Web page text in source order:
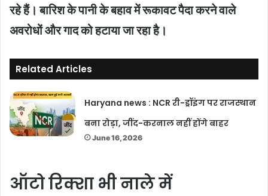
रहे हैं। बारिश के पानी के बहाव में रूकावट पैदा करने वाले
अवरोधों और गाद को हटाया जा रहा है।
Related Articles
Haryana news : NCR री-ड्रॉइंग पर राजस्थान
बना रोड़ा, जींद-करनाल नहीं होंगे बाहर
June 16, 2026
ऑटो रिक्शा भी नाले में